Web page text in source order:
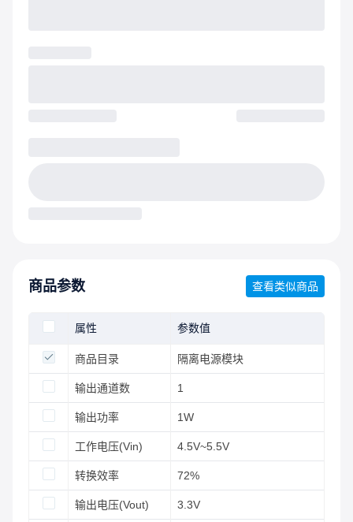
商品参数 查看类似商品
属性 参数值
商品目录 隔离电源模块
输出通道数 1
输出功率 1W
工作电压(Vin) 4.5V~5.5V
转换效率 72%
输出电压(Vout) 3.3V